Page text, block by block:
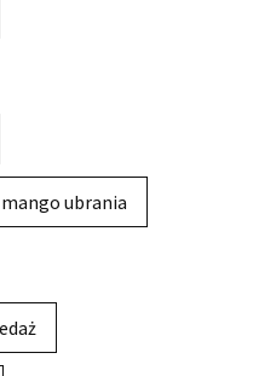
mango ubrania